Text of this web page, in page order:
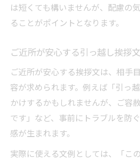
は短くても構いませんが、配慮の
ることがポイントとなります。
ご近所が安心する引っ越し挨拶
ご近所が安心する挨拶文は、相手
容が求められます。例えば「引っ
かけするかもしれませんが、ご容
です」など、事前にトラブルを防
感が生まれます。
実際に使える文例としては、「